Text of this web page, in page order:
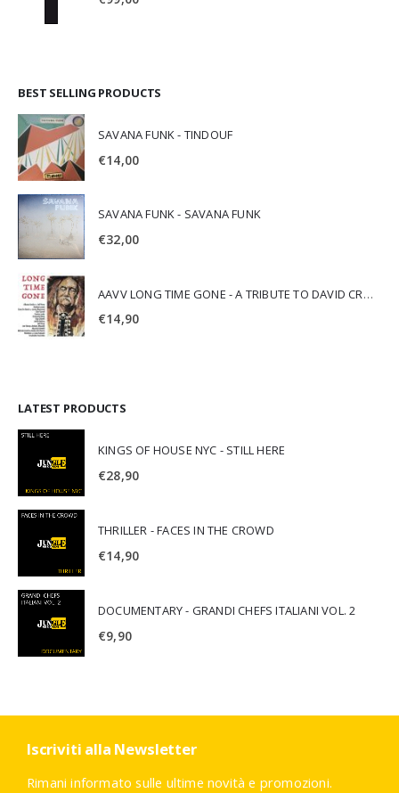
BEST SELLING PRODUCTS
SAVANA FUNK - TINDOUF
€14,00
SAVANA FUNK - SAVANA FUNK
€32,00
AAVV LONG TIME GONE - A TRIBUTE TO DAVID CROSBY
€14,90
LATEST PRODUCTS
KINGS OF HOUSE NYC - STILL HERE
€28,90
THRILLER - FACES IN THE CROWD
€14,90
DOCUMENTARY - GRANDI CHEFS ITALIANI VOL. 2
€9,90
Iscriviti alla Newsletter
Rimani informato sulle ultime novità e promozioni.